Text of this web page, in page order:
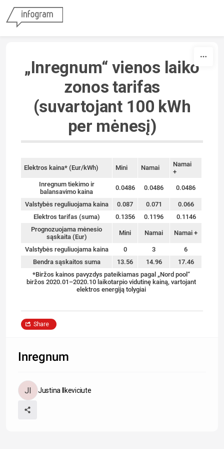
„Inregnum“ vienos laiko
zonos tarifas
(suvartojant 100 kWh
per mėnesį)
Elektros kaina* (Eur/kWh) Mini Namai
Namai
+
Inregnum tiekimo ir
balansavimo kaina
0.0486 0.0486 0.0486
Valstybės reguliuojama kaina 0.087 0.071
0.066
Elektros tarifas (suma)
0.1356 0.1196
0.1146
Prognozuojama mėnesio
sąskaita (Eur)
Mini Namai Namai +
Valstybės reguliuojama kaina 0 3
6
Bendra sąskaitos suma
13.56 14.96
17.46
*Biržos kainos pavyzdys pateikiamas pagal „Nord pool“
biržos 2020.01–2020.10 laikotarpio vidutinę kainą, vartojant
elektros energiją tolygiai
Share
Inregnum
Justina Ilkeviciute